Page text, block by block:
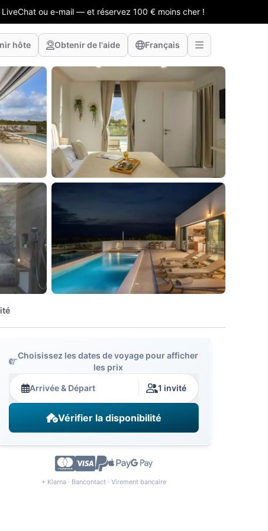
ou e-mail — et réservez 100 € moins cher !
hôte Obtenir de l'aide Français
Choisissez les dates de voyage pour afficher
les prix
Arrivée & Départ 1 invité
Vérifier la disponibilité
+ Klarna · Bancontact · Virement bancaire